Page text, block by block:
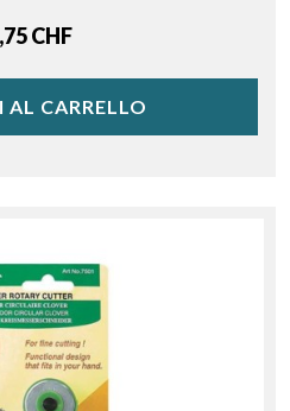
CHF
AL CARRELLO